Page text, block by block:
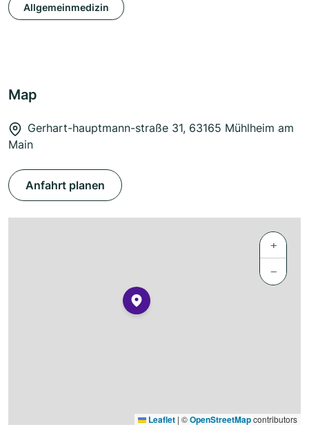
Allgemeinmedizin
Map
Gerhart-hauptmann-straße 31, 63165 Mühlheim am
Main
Anfahrt planen
+
−
Leaflet | ©OpenStreetMapcontributors